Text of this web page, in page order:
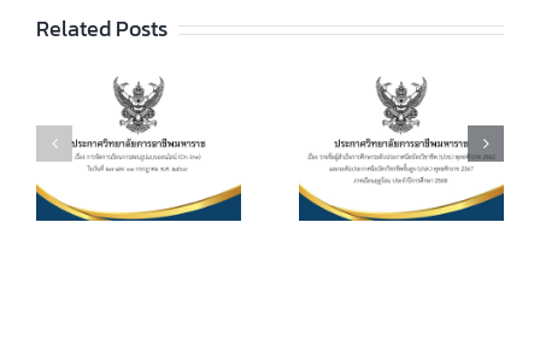
Related Postsศึกษาระดับ
ประกาศนียบัตร
วิชาชีพ (ปวช.)
พุทธศักราช
2562 และระดับ
ประกาศนียบัตร
ประกาศวิทยา
กำหนดการ และ
อัตราการจัดเก็บ
ค่าบำรุงการ
ศึกษา ค่า
หน่วยกิตรายวิชา